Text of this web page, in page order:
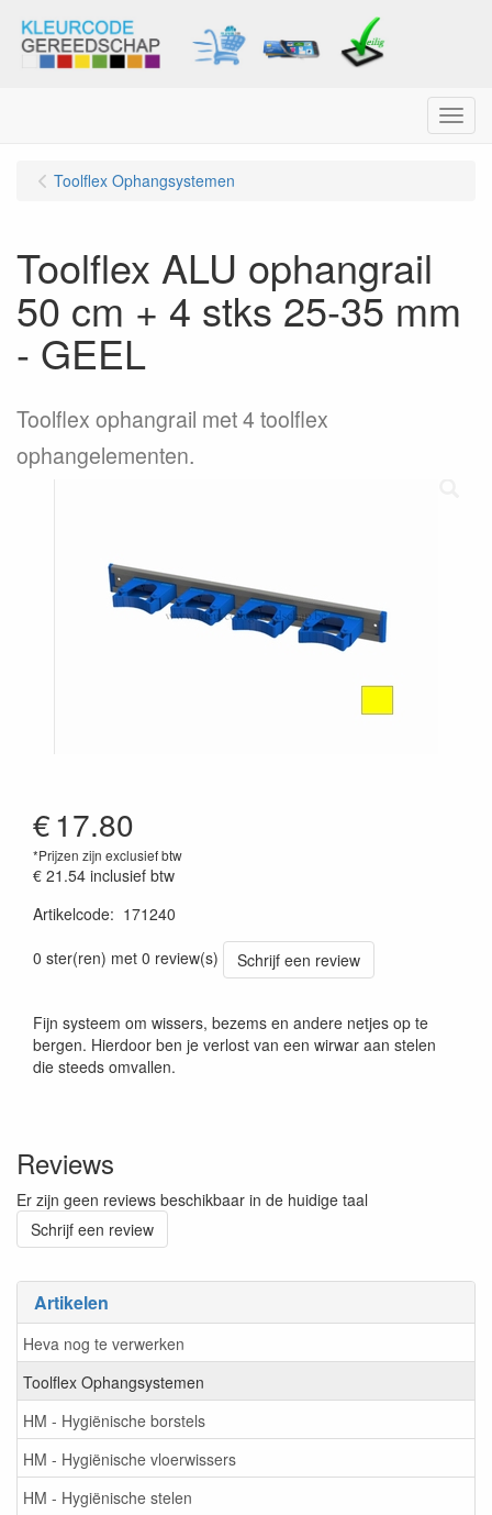
Menu
Artikelen
Heva nog te verwerken
Toolflex Ophangsystemen
HM - Hygiënische borstels
HM - Hygiënische vloerwissers
HM - Hygiënische stelen
Toolflex Ophangsystemen
Toolflex ALU ophangrail
50 cm + 4 stks 25-35 mm
- GEEL
Toolflex ophangrail met 4 toolflex
ophangelementen.
€17.80
*Prijzen zijn exclusief btw
€ 21.54 inclusief btw
Artikelcode: 171240
0 ster(ren) met 0 review(s)
Schrijf een review
Fijn systeem om wissers, bezems en andere netjes op te
bergen. Hierdoor ben je verlost van een wirwar aan stelen
die steeds omvallen.
Reviews
Er zijn geen reviews beschikbaar in de huidige taal
Schrijf een review